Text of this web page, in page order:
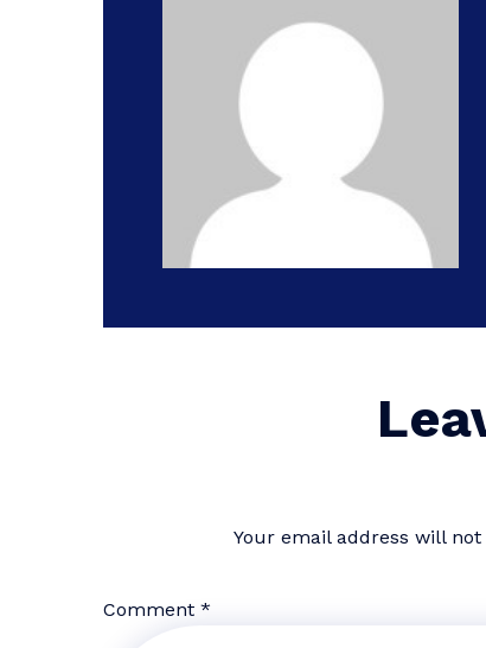
Your email address will
Comment *